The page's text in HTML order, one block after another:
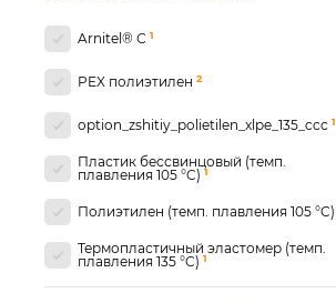
Arnitel® С 1
PEX полиэтилен 2
option_zshitiy_polietilen_xlpe_135_ccc 1
Пластик бессвинцовый (темп.
плавления 105 °C) 1
Полиэтилен (темп. плавления 105 °C)
Термопластичный эластомер (темп.
плавления 135 °C) 1